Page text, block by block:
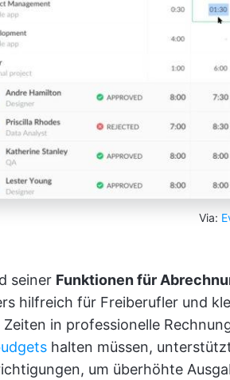
Via:
seiner Funktionen für
hilfreich für Freiberufler und
in professionelle
halten müssen,
um überhöhte